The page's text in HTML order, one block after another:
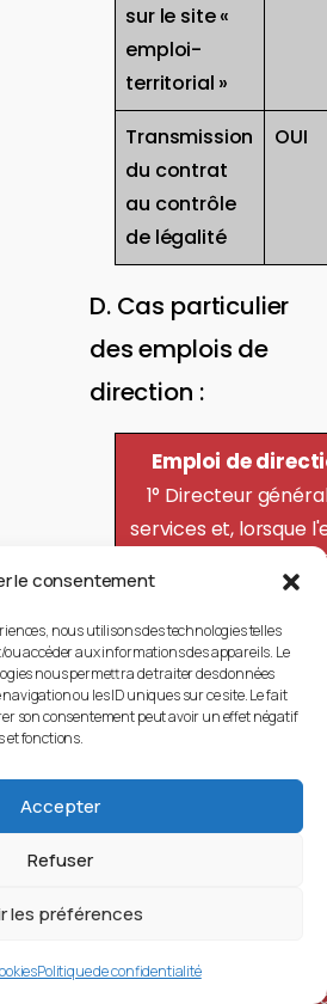
le consentement
nous utilisons des technologies telles
ou accéder aux informations des appareils. Le
nous permettra de traiter des données
ou les ID uniques sur ce site. Le fait
son consentement peut avoir un effet négatif
et fonctions.
Accepter
Refuser
les préférences
Politique de confidentialité
sur le site «
emploi-
territorial »
Transmission
du contrat
au contrôle
de légalité
OUI
D. Cas particulier
des emplois de
direction :
Emploi de
1° Directeur
services et, lorsque
est créé, directeur
adjoint des
départements et
régions ou des
exerçant les
des départements
services, directeur
communes de plus
000 habitants et